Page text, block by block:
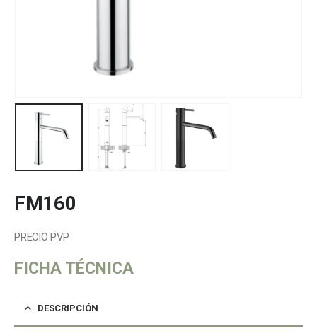
FM160
PRECIO PVP
FICHA TÉCNICA
DESCRIPCIÓN